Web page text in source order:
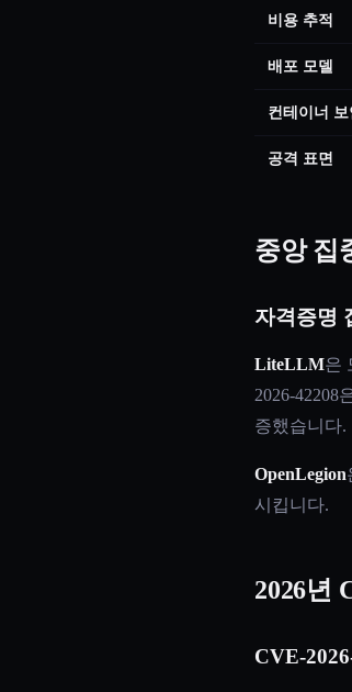
비용 추적
배포 모델
컨테이너 보
공격 표면
중앙 집
자격증명
LiteLLM은
2026-
증했습니다.
OpenLegion
시킵니다.
2026년
CVE-